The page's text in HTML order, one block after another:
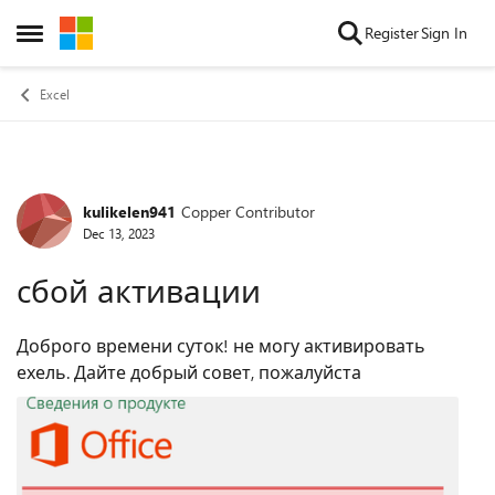
Open Side Menu
Skip to content RegisterSign In
Excel
Forum Discussion
kulikelen941 Copper Contributor
Dec 13, 2023
сбой активации
Доброго времени суток! не могу активировать